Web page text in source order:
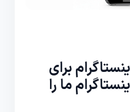
برای
ما را